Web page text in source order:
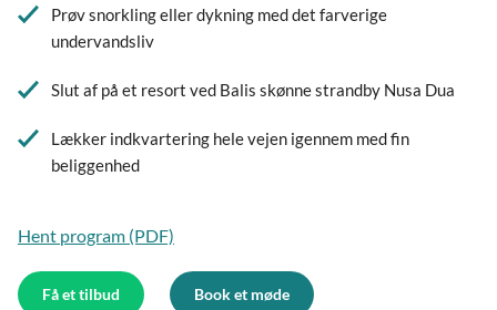
Prøv snorkling eller dykning med det farverige
undervandsliv
Slut af på et resort ved Balis skønne strandby Nusa Dua
Lækker indkvartering hele vejen igennem med fin
beliggenhed
Hent program (PDF)
Få et tilbud Book et møde